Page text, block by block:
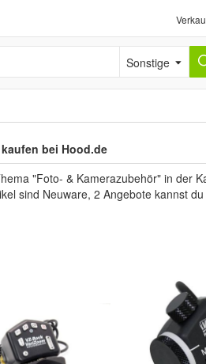
Sonstige
bei Hood.de
"Foto- & Kamerazubehör" in der
sind Neuware, 2 Angebote kannst